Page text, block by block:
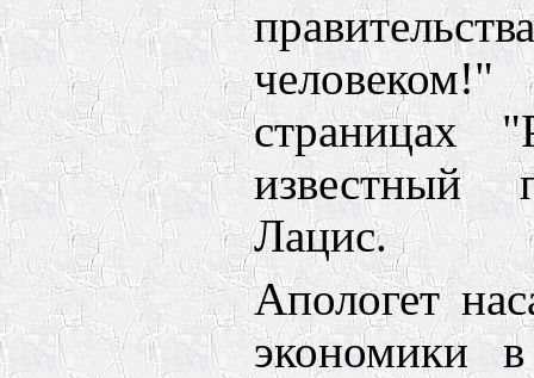
страницах
известный
Лацис.
Апологет
экономики